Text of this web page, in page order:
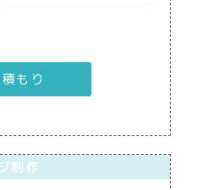
もり
制作